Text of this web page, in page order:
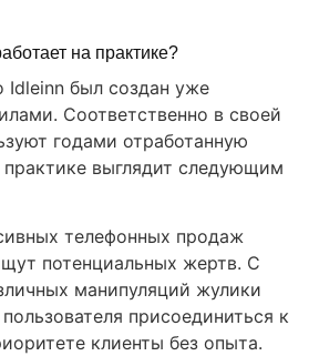
на практике?
Idleinn был создан уже
Соответственно в своей
годами отработанную
практике выглядит следующим
телефонных продаж
потенциальных жертв. С
манипуляций жулики
присоединиться к
клиенты без опыта.